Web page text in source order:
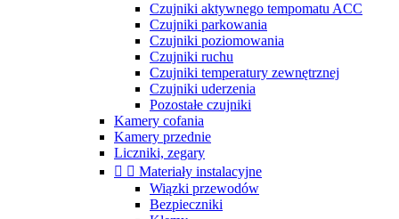
Czujniki aktywnego tempomatu ACC
Czujniki parkowania
Czujniki poziomowania
Czujniki ruchu
Czujniki temperatury zewnętrznej
Czujniki uderzenia
Pozostałe czujniki
Kamery cofania
Kamery przednie
Liczniki, zegary
  Materiały instalacyjne
Wiązki przewodów
Bezpieczniki